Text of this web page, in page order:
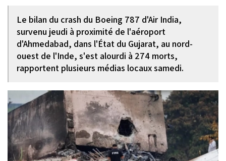
Le bilan du crash du Boeing 787 d'Air India,
survenu jeudi à proximité de l'aéroport
d'Ahmedabad, dans l'État du Gujarat, au nord-
ouest de l'Inde, s'est alourdi à 274 morts,
rapportent plusieurs médias locaux samedi.